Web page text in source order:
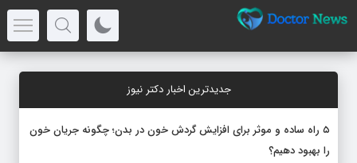
جدیدترین اخبار دکتر نیوز
۵ راه ساده و موثر برای افزایش گردش خون در بدن؛ چگونه جریان خون
را بهبود دهیم؟